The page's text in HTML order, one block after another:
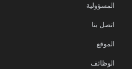
المسؤولية
اتصل بنا
الموقع
الوظائف